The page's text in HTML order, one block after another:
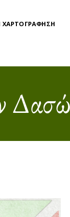
ΧΑΡΤΟΓΡΑΦΗΣΗ